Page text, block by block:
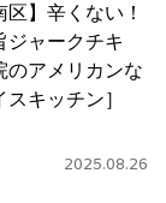
区】辛くない！
ジャークチキ
のアメリカンな
スキッチン］
2025.08.26